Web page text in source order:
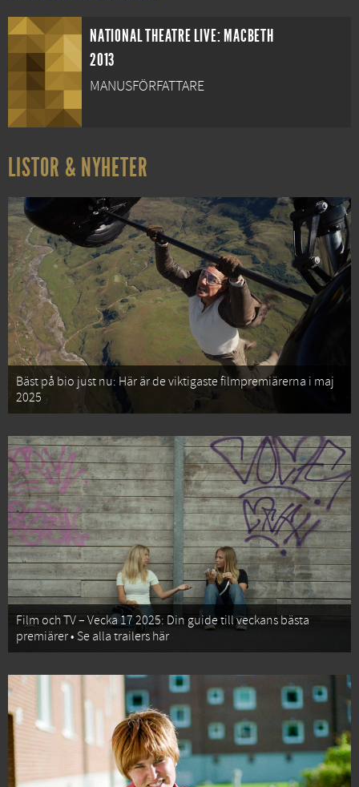
NATIONAL THEATRE LIVE: MACBETH
2013
MANUSFÖRFATTARE
LISTOR & NYHETER
Bäst på bio just nu: Här är de viktigaste filmpremiärerna i maj
2025
Film och TV – Vecka 17 2025: Din guide till veckans bästa
premiärer • Se alla trailers här